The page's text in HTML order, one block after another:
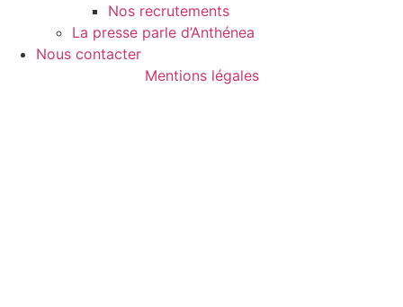
Nos recrutements
La presse parle d’Anthénea
Nous contacter
Mentions légales